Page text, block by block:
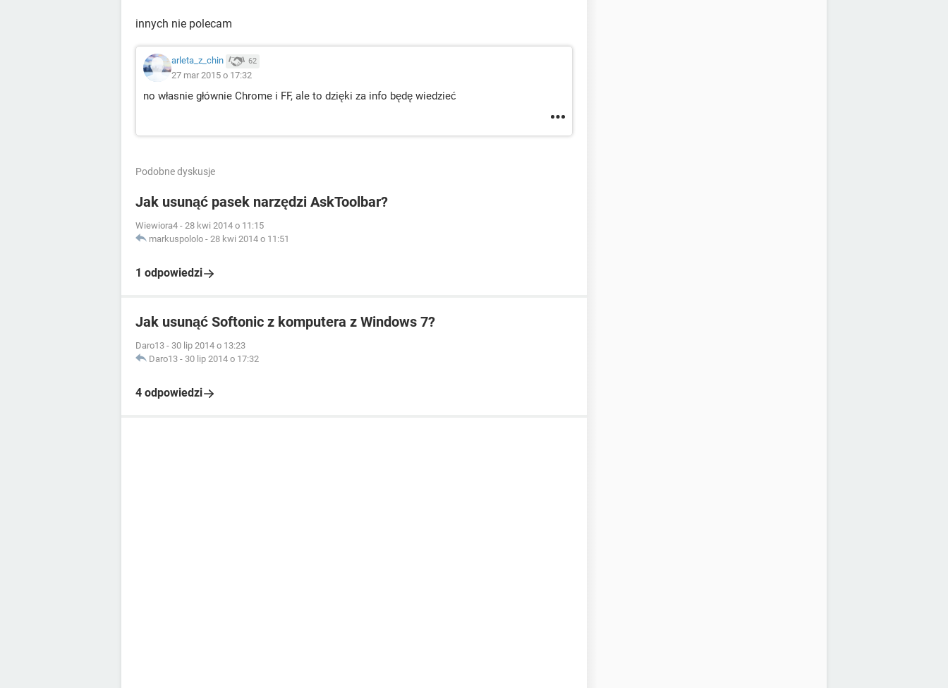
innych nie polecam
arleta_z_chin 62
27 mar 2015 o 17:32
no własnie głównie Chrome i FF, ale to dzięki za info będę wiedzieć
Podobne dyskusje
Jak usunąć pasek narzędzi AskToolbar?
Wiewiora4 - 28 kwi 2014 o 11:15
markuspololo - 28 kwi 2014 o 11:51
1 odpowiedzi
Jak usunąć Softonic z komputera z Windows 7?
Daro13 - 30 lip 2014 o 13:23
Daro13 - 30 lip 2014 o 17:32
4 odpowiedzi